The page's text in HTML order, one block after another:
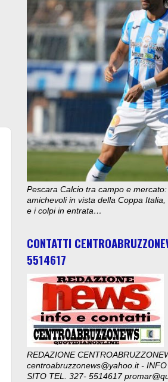
Pescara Calcio tra campo e
amichevoli in vista della Coppa
e i colpi in entrata…
CONTATTI
5514617
REDAZIONE
centroabruzzonews@yahoo.it - INFO
SITO TEL. 327- 5514617